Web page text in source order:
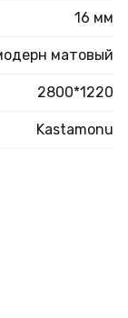
16 мм
матовый
2800*1220
Kastamonu